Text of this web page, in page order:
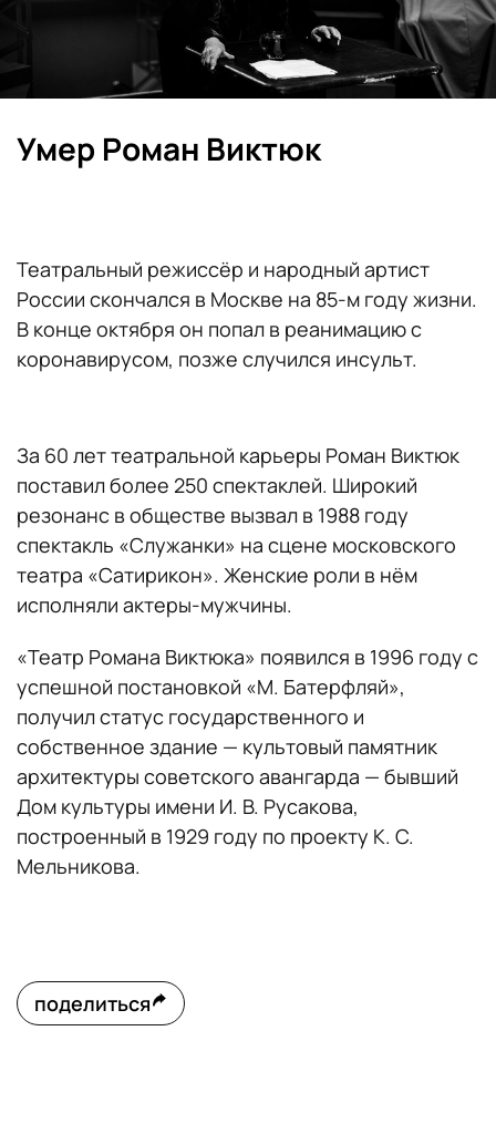
Умер Роман Виктюк
Театральный режиссёр и народный артист
России скончался в Москве на 85-м году жизни.
В конце октября он попал в реанимацию с
коронавирусом, позже случился инсульт.
За 60 лет театральной карьеры Роман Виктюк
поставил более 250 спектаклей. Широкий
резонанс в обществе вызвал в 1988 году
спектакль «Служанки» на сцене московского
театра «Сатирикон». Женские роли в нём
исполняли актеры-мужчины.
«Театр Романа Виктюка» появился в 1996 году с
успешной постановкой «М. Батерфляй»,
получил статус государственного и
собственное здание — культовый памятник
архитектуры советского авангарда — бывший
Дом культуры имени И. В. Русакова,
построенный в 1929 году по проекту К. С.
Мельникова.
поделиться